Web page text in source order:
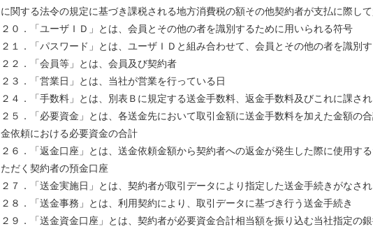
に関する法令の規定に基づき課税される地方消費税の額その他契約者が支払に際し
２０．「ユーザＩＤ」とは、会員とその他の者を識別するために用いられる符号
２１．「パスワード」とは、ユーザＩＤと組み合わせて、会員とその他の者を識別
２２．「会員等」とは、会員及び契約者
２３．「営業日」とは、当社が営業を行っている日
２４．「手数料」とは、別表Ｂに規定する送金手数料、返金手数料及びこれに課さ
２５．「必要資金」とは、各送金先において取引金額に送金手数料を加えた金額の
金依頼における必要資金の合計
２６．「返金口座」とは、送金依頼金額から契約者への返金が発生した際に使用す
ただく契約者の預金口座
２７．「送金実施日」とは、契約者が取引データにより指定した送金手続きがなさ
２８．「送金事務」とは、利用契約により、取引データに基づき行う送金手続き
２９．「送金資金口座」とは、契約者が必要資金合計相当額を振り込む当社指定の